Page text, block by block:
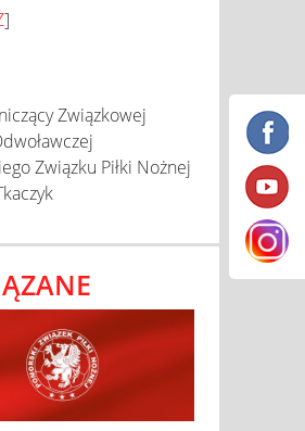
]
Związkowej
Związku Piłki Nożnej